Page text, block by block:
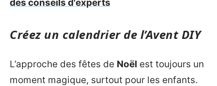
des conseils d'experts
Créez un calendrier de l’Avent DIY
L’approche des fêtes de Noël est toujours un
moment magique, surtout pour les enfants.